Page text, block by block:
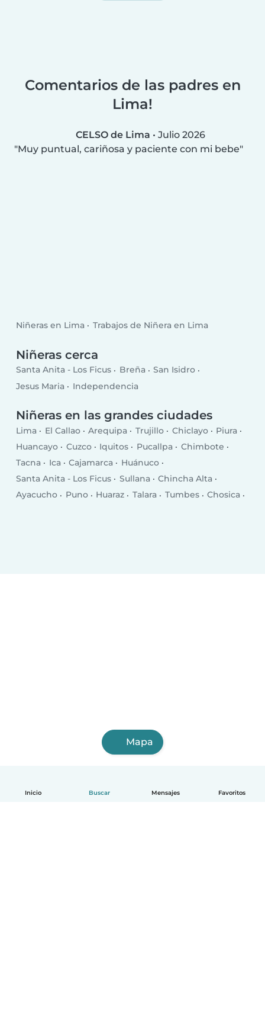
Inicio Buscar Mensajes Favoritos
Comentarios de las padres en
Lima!
CELSO de Lima • Julio 2026
Muy puntual, cariñosa y paciente con mi bebe
Niñeras en Lima Trabajos de Niñera en Lima
Niñeras cerca
Santa Anita - Los Ficus Breña
San Isidro
Jesus Maria
Independencia
Niñeras en las grandes ciudades
Lima El Callao Arequipa Trujillo Chiclayo
Piura
Huancayo
Cuzco Iquitos Pucallpa
Chimbote
Tacna
Ica Cajamarca
Huánuco
Santa Anita - Los Ficus
Sullana
Chincha Alta
Ayacucho
Puno Huaraz Talara Tumbes
Chosica
Mapa